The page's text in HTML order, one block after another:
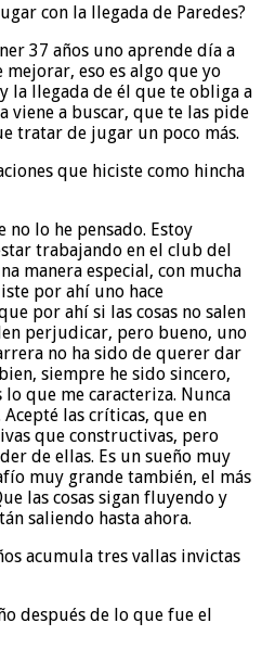
con la llegada de Paredes?
37 años uno aprende día a
eso es algo que yo
la llegada de él que te obliga a
viene a buscar, que te las pide
tratar de jugar un poco más.
que hiciste como hincha
no lo he pensado. Estoy
trabajando en el club del
manera especial, con mucha
por ahí uno hace
por ahí si las cosas no salen
perjudicar, pero bueno, uno
no ha sido de querer dar
siempre he sido sincero,
que me caracteriza. Nunca
las críticas, que en
que constructivas, pero
de ellas. Es un sueño muy
muy grande también, el más
las cosas sigan fluyendo y
saliendo hasta ahora.
acumula tres vallas invictas
después de lo que fue el